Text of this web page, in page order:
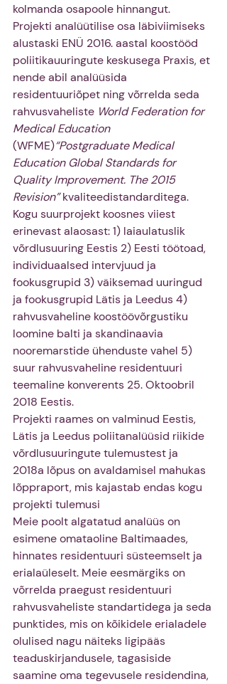
kolmanda osapoole hinnangut.
Projekti analüütilise osa läbiviimiseks
alustaski ENÜ 2016. aastal koostööd
poliitikauuringute keskusega Praxis, et
nende abil analüüsida
residentuuriõpet ning võrrelda seda
rahvusvaheliste World Federation for
Medical Education
(WFME)“Postgraduate Medical
Education Global Standards for
Quality Improvement. The 2015
Revision” kvaliteedistandarditega.
Kogu suurprojekt koosnes viiest
erinevast alaosast: 1) laiaulatuslik
võrdlusuuring Eestis 2) Eesti töötoad,
individuaalsed intervjuud ja
fookusgrupid 3) väiksemad uuringud
ja fookusgrupid Lätis ja Leedus 4)
rahvusvaheline koostöövõrgustiku
loomine balti ja skandinaavia
nooremarstide ühenduste vahel 5)
suur rahvusvaheline residentuuri
teemaline konverents 25. Oktoobril
2018 Eestis.
Projekti raames on valminud Eestis,
Lätis ja Leedus poliitanalüüsid riikide
võrdlusuuringute tulemustest ja
2018a lõpus on avaldamisel mahukas
lõppraport, mis kajastab endas kogu
projekti tulemusi
Meie poolt algatatud analüüs on
esimene omataoline Baltimaades,
hinnates residentuuri süsteemselt ja
erialaüleselt. Meie eesmärgiks on
võrrelda praegust residentuuri
rahvusvaheliste standartidega ja seda
punktides, mis on kõikidele erialadele
olulised nagu näiteks ligipääs
teaduskirjandusele, tagasiside
saamine oma tegevusele residendina,